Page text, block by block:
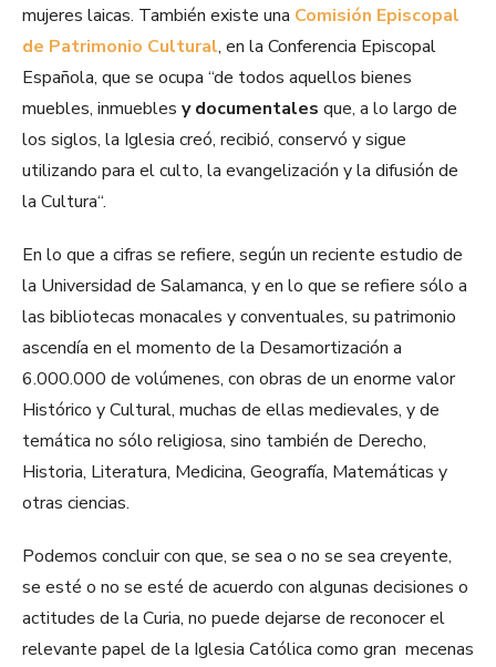
mujeres laicas. También existe una Comisión Episcopal
de Patrimonio Cultural, en la Conferencia Episcopal
Española, que se ocupa “de todos aquellos bienes
muebles, inmuebles y documentales que, a lo largo de
los siglos, la Iglesia creó, recibió, conservó y sigue
utilizando para el culto, la evangelización y la difusión de
la Cultura“.
En lo que a cifras se refiere, según un reciente estudio de
la Universidad de Salamanca, y en lo que se refiere sólo a
las bibliotecas monacales y conventuales, su patrimonio
ascendía en el momento de la Desamortización a
6.000.000 de volúmenes, con obras de un enorme valor
Histórico y Cultural, muchas de ellas medievales, y de
temática no sólo religiosa, sino también de Derecho,
Historia, Literatura, Medicina, Geografía, Matemáticas y
otras ciencias.
Podemos concluir con que, se sea o no se sea creyente,
se esté o no se esté de acuerdo con algunas decisiones o
actitudes de la Curia, no puede dejarse de reconocer el
relevante papel de la Iglesia Católica como gran mecenas